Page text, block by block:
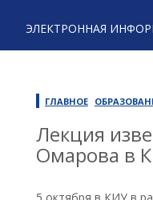
ЭЛЕКТРОННАЯ
ГЛАВНОЕ
Лекция
Омарова в